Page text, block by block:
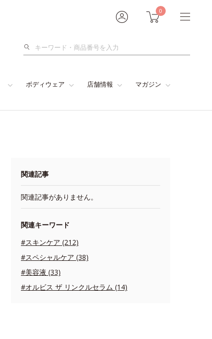
0
検
ボディウェア 店舗情報 マガジン
関連記事
関連記事がありません。
関連キーワード
#スキンケア (212)
#スペシャルケア (38)
#美容液 (33)
#オルビス ザ リンクルセラム (14)